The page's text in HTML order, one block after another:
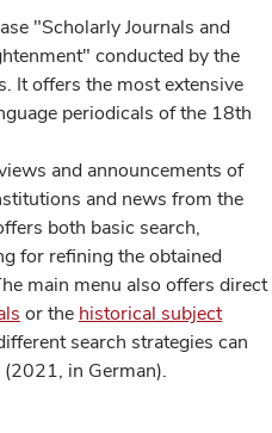
"Scholarly Journals and
conducted by the
It offers the most extensive
periodicals of the 18th
and announcements of
and news from the
both basic search,
for refining the obtained
main menu also offers direct
or the historical subject
search strategies can
(2021, in German).